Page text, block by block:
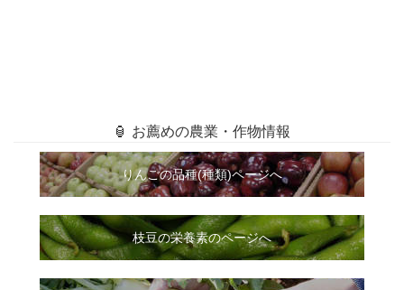
🏮 お薦めの農業・作物情報
りんごの品種(種類)ページへ
枝豆の栄養素のページへ